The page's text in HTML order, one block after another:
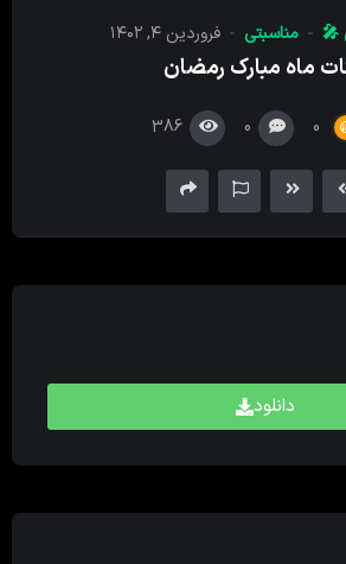
🎤 مناسبتی فروردین ۴, ۱۴۰۲
ماه مبارک رمضان
0
0
386
دانلود